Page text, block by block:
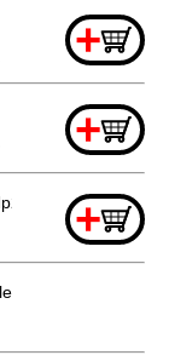
+
+
* +
non ordinabile